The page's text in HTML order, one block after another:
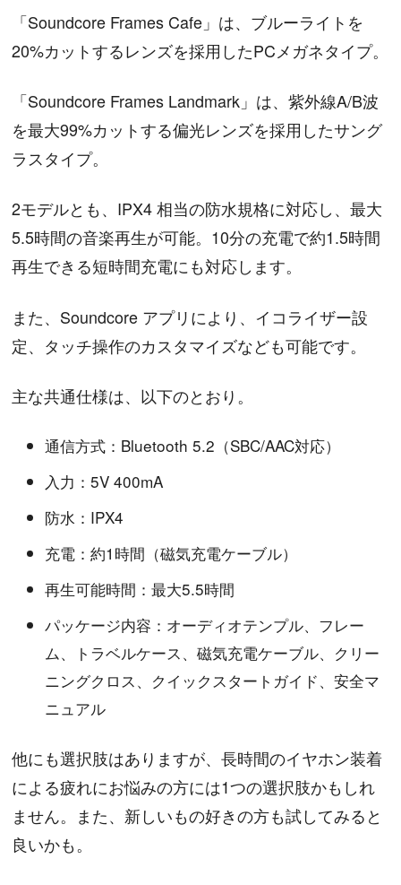
「Soundcore Frames Cafe」は、ブルーライトを
20%カットするレンズを採用したPCメガネタイプ。
「Soundcore Frames Landmark」は、紫外線A/B波
を最大99%カットする偏光レンズを採用したサング
ラスタイプ。
2モデルとも、IPX4 相当の防水規格に対応し、最大
5.5時間の音楽再生が可能。10分の充電で約1.5時間
再生できる短時間充電にも対応します。
また、Soundcore アプリにより、イコライザー設
定、タッチ操作のカスタマイズなども可能です。
主な共通仕様は、以下のとおり。
通信方式：Bluetooth 5.2（SBC/AAC対応）
入力：5V 400mA
防水：IPX4
充電：約1時間（磁気充電ケーブル）
再生可能時間：最大5.5時間
パッケージ内容：オーディオテンプル、フレー
ム、トラベルケース、磁気充電ケーブル、クリー
ニングクロス、クイックスタートガイド、安全マ
ニュアル
他にも選択肢はありますが、長時間のイヤホン装着
による疲れにお悩みの方には1つの選択肢かもしれ
ません。また、新しいもの好きの方も試してみると
良いかも。